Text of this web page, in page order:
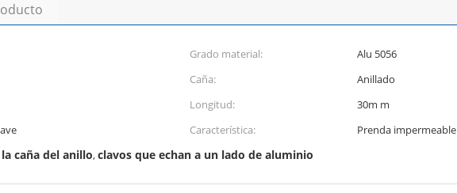
Grado material:
Alu 5056
Caña:
Anillado
Longitud:
30m m
Característica:
Prenda impermeable
caña del anillo,clavos que echan a un lado de aluminio